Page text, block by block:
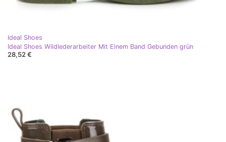
Ideal Shoes
Ideal Shoes Wildlederarbeiter Mit Einem Band Gebunden grün
28,52 €